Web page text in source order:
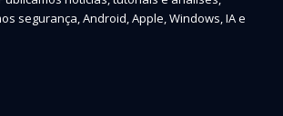
segurança, Android, Apple, Windows, IA e